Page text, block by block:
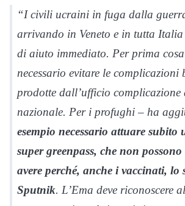
“I civili ucraini in fuga dalla
arrivando in Veneto e in tutta
di aiuto immediato. Per prima
necessario evitare le complicazioni
prodotte dall’ufficio
nazionale. Per i profughi – ha
esempio necessario attuare subito
super greenpass, che non
avere perché, anche i vaccinati, lo
Sputnik. L’Ema deve riconoscere